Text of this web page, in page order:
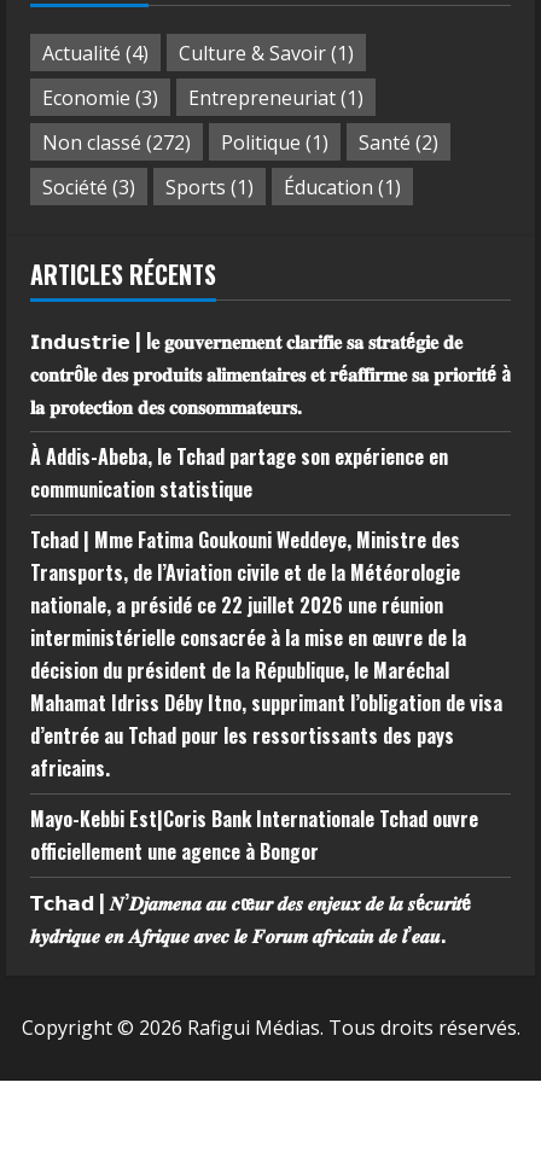
Actualité (4) Culture & Savoir(1)
Economie (3) Entrepreneuriat(1)
Non classé (272) Politique (1) Santé (2)
Société (3) Sports (1) Éducation (1)
ARTICLES RÉCENTS
𝗜𝗻𝗱𝘂𝘀𝘁𝗿𝗶𝗲 | l𝐞 𝐠𝐨𝐮𝐯𝐞𝐫𝐧𝐞𝐦𝐞𝐧𝐭 𝐜𝐥𝐚𝐫𝐢𝐟𝐢𝐞 𝐬𝐚 𝐬𝐭𝐫𝐚𝐭é𝐠𝐢𝐞 𝐝𝐞
𝐜𝐨𝐧𝐭𝐫ô𝐥𝐞 𝐝𝐞𝐬 𝐩𝐫𝐨𝐝𝐮𝐢𝐭𝐬 𝐚𝐥𝐢𝐦𝐞𝐧𝐭𝐚𝐢𝐫𝐞𝐬 𝐞𝐭 𝐫é𝐚𝐟𝐟𝐢𝐫𝐦𝐞 𝐬𝐚 𝐩𝐫𝐢𝐨𝐫𝐢𝐭é à
𝐥𝐚 𝐩𝐫𝐨𝐭𝐞𝐜𝐭𝐢𝐨𝐧 𝐝𝐞𝐬 𝐜𝐨𝐧𝐬𝐨𝐦𝐦𝐚𝐭𝐞𝐮𝐫𝐬.
À Addis-Abeba, le Tchad partage son expérience en
communication statistique
Tchad | Mme Fatima Goukouni Weddeye, Ministre des
Transports, de l’Aviation civile et de la Météorologie
nationale, a présidé ce 22 juillet 2026 une réunion
interministérielle consacrée à la mise en œuvre de la
décision du président de la République, le Maréchal
Mahamat Idriss Déby Itno, supprimant l’obligation de visa
d’entrée au Tchad pour les ressortissants des pays
africains.
Mayo-Kebbi Est|Coris Bank Internationale Tchad ouvre
officiellement une agence à Bongor
𝗧𝗰𝗵𝗮𝗱 | 𝑵’𝑫𝒋𝒂𝒎𝒆𝒏𝒂 𝒂𝒖 𝒄œ𝒖𝒓 𝒅𝒆𝒔 𝒆𝒏𝒋𝒆𝒖𝒙 𝒅𝒆 𝒍𝒂 𝒔é𝒄𝒖𝒓𝒊𝒕é
𝒉𝒚𝒅𝒓𝒊𝒒𝒖𝒆 𝒆𝒏 𝑨𝒇𝒓𝒊𝒒𝒖𝒆 𝒂𝒗𝒆𝒄 𝒍𝒆 𝑭𝒐𝒓𝒖𝒎 𝒂𝒇𝒓𝒊𝒄𝒂𝒊𝒏 𝒅𝒆 𝒍’𝒆𝒂𝒖.
Copyright © 2026 Rafigui Médias. Tous droits réservés.